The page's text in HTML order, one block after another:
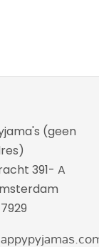
(geen
391- A